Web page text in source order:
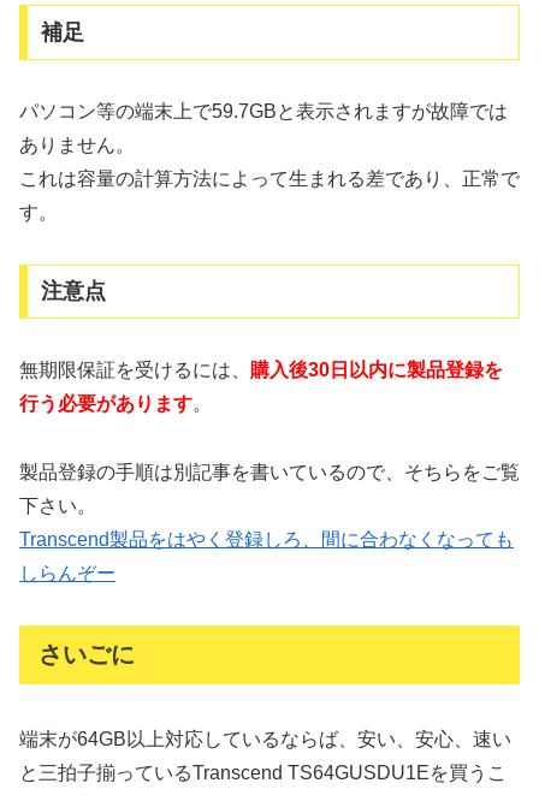
補足
パソコン等の端末上で59.7GBと表示されますが故障では
ありません。
これは容量の計算方法によって生まれる差であり、正常で
す。
注意点
無期限保証を受けるには、 購入後30日以内に製品登録を
行う必要があります。
製品登録の手順は別記事を書いているので、そちらをご覧
下さい。
Transcend製品をはやく登録しろ、間に合わなくなっても
しらんぞー
さいごに
端末が64GB以上対応しているならば、安い、安心、速い
と三拍子揃っているTranscend TS64GUSDU1Eを買うこ